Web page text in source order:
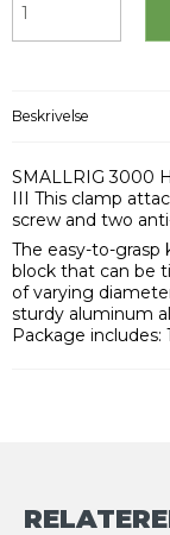
Beskrivelse
SMALLRIG 3000
III This clamp
screw and two
The easy-to-grasp
block that can be
of varying
sturdy aluminum
Package includes: